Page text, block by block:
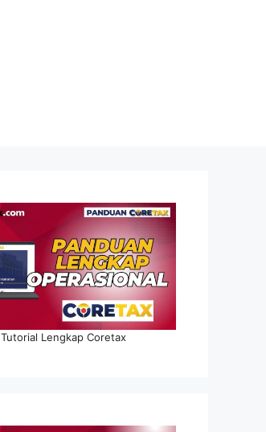
Tutorial Lengkap Coretax